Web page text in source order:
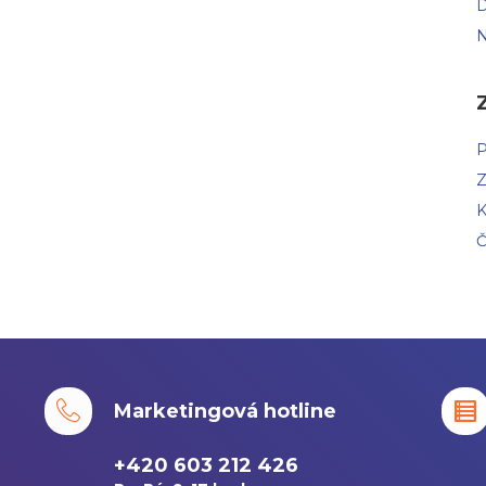
Marketingová hotline
+420 603 212 426